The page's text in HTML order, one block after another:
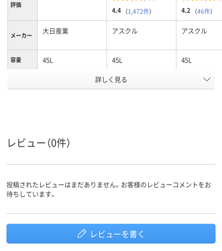
評価
4.4 （1,472件） 4.2 （46件）
メーカー 大日産業 アスクル アスクル
容量 45L 45L 45L
白半透明
材質
プ）、ポリエチレン、
カラーグ
ループ
クリア(透明・半透明)
系
ホワイト系
マルチカラー
セット
スコア
70 20
詳しく見る
レビュー（0件）
投稿されたレビューはまだありません。お客様のレビューコメントをお
待ちしています。
レビューを書く